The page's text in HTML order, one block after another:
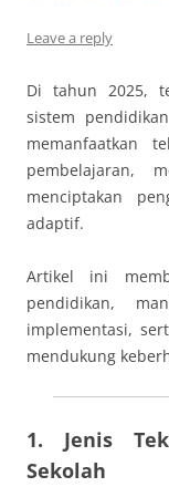
Leave a reply
Di tahun 2025,
sistem
memanfaatkan
pembelajaran,
menciptakan
adaptif.
Artikel ini
pendidikan,
implementasi,
mendukung
1. Jenis
Sekolah